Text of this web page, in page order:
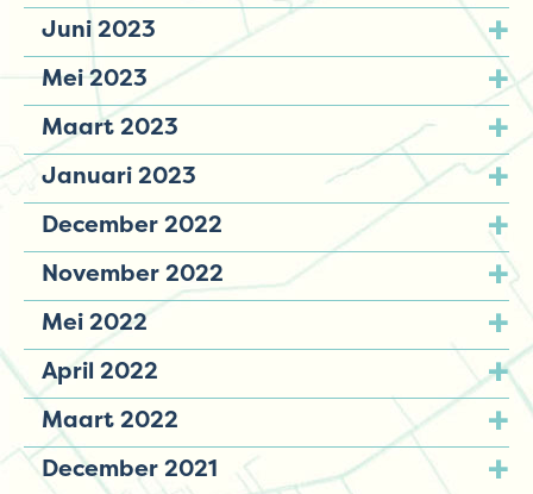
Juni 2023
Mei 2023
Maart 2023
Januari 2023
December 2022
November 2022
Mei 2022
April 2022
Maart 2022
December 2021